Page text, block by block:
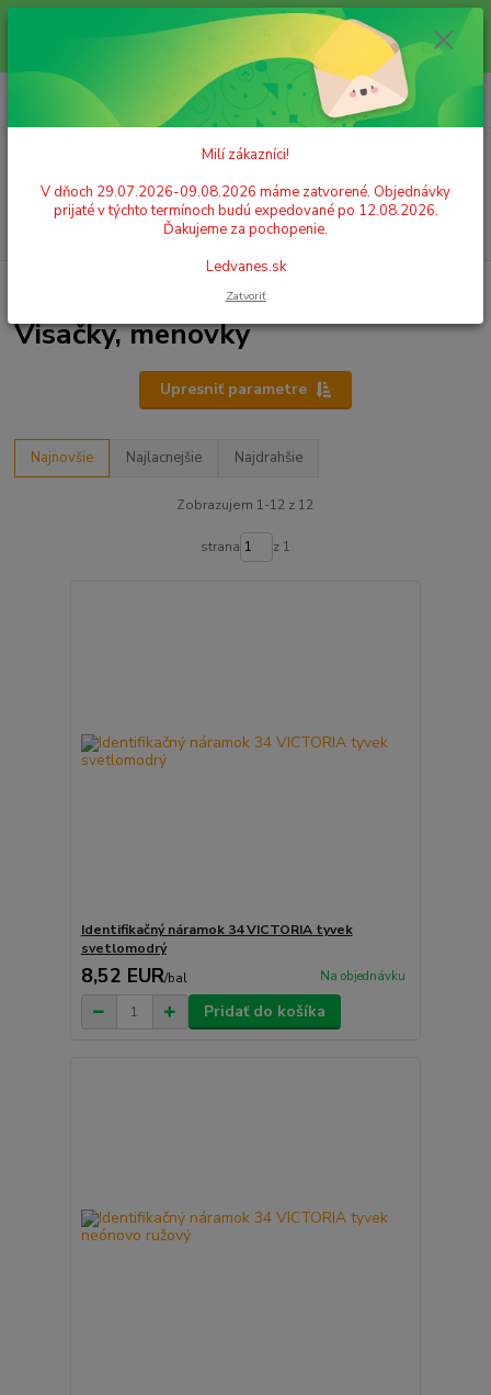
Milí zákazníci! V dňoch 29.07.2026-09.08.2026 máme zatvorené.
Objednávky prijaté v týchto termínoch budú expedované po 12.08.2026.
Ďakujeme za pochopenie. Ledvanes.sk
+421 908 755 958
Po. - Pia. od 9:00 hod. - 16:00 hod.
za0,00 EUR
Visačky, menovky
Upresniť parametre
Najnovšie Najlacnejšie Najdrahšie
Zobrazujem 1-12 z 12
strana z 1
Identifikačný náramok 34 VICTORIA tyvek
svetlomodrý
8,52 EUR/bal Na objednávku
Pridať do košíka
Milí zákazníci!
V dňoch 29.07.2026-09.08.2026 máme zatvorené. Objednávky
prijaté v týchto termínoch budú expedované po 12.08.2026.
Ďakujeme za pochopenie.
Ledvanes.sk
Zatvoriť